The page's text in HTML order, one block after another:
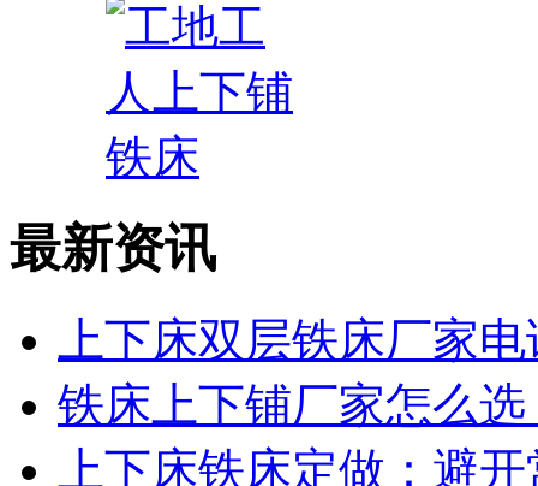
最新资讯
上下床双层铁床厂家
铁床上下铺厂家怎么
上下床铁床定做：避